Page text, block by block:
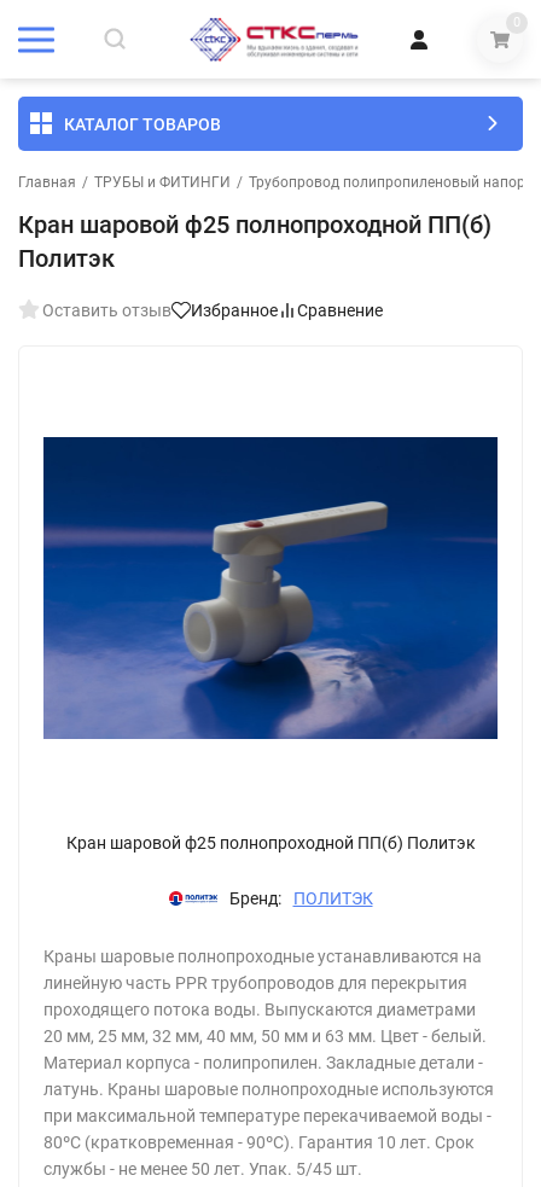
0
КАТАЛОГ ТОВАРОВ
Главная / ТРУБЫ и ФИТИНГИ / Трубопровод полипропиленовый
Кран шаровой ф25 полнопроходной ПП(б)
Политэк
Оставить отзыв Избранное Сравнение
Кран шаровой ф25 полнопроходной ПП(б) Политэк
Бренд: ПОЛИТЭК
Краны шаровые полнопроходные устанавливаются на
линейную часть PPR трубопроводов для перекрытия
проходящего потока воды. Выпускаются диаметрами
20 мм, 25 мм, 32 мм, 40 мм, 50 мм и 63 мм. Цвет - белый.
Материал корпуса - полипропилен. Закладные детали -
латунь. Краны шаровые полнопроходные используются
при максимальной температуре перекачиваемой воды -
80ºС (кратковременная - 90ºС). Гарантия 10 лет. Срок
службы - не менее 50 лет. Упак. 5/45 шт.